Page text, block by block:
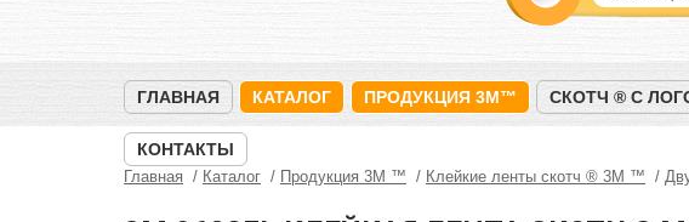
ГЛАВНАЯ КАТАЛОГ ПРОДУКЦИЯ 3M™ СКОТЧ ® С
КОНТАКТЫ
Главная Каталог Продукция 3M ™ Клейкие ленты скотч ® 3M ™